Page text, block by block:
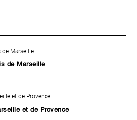
de Marseille
et de Provence